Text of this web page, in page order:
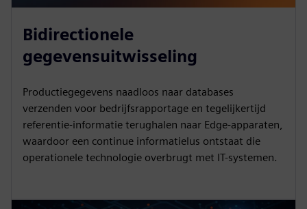
Bidirectionele
gegevensuitwisseling
Productiegegevens naadloos naar databases
verzenden voor bedrijfsrapportage en tegelijkertijd
referentie-informatie terughalen naar Edge-apparaten,
waardoor een continue informatielus ontstaat die
operationele technologie overbrugt met IT-systemen.